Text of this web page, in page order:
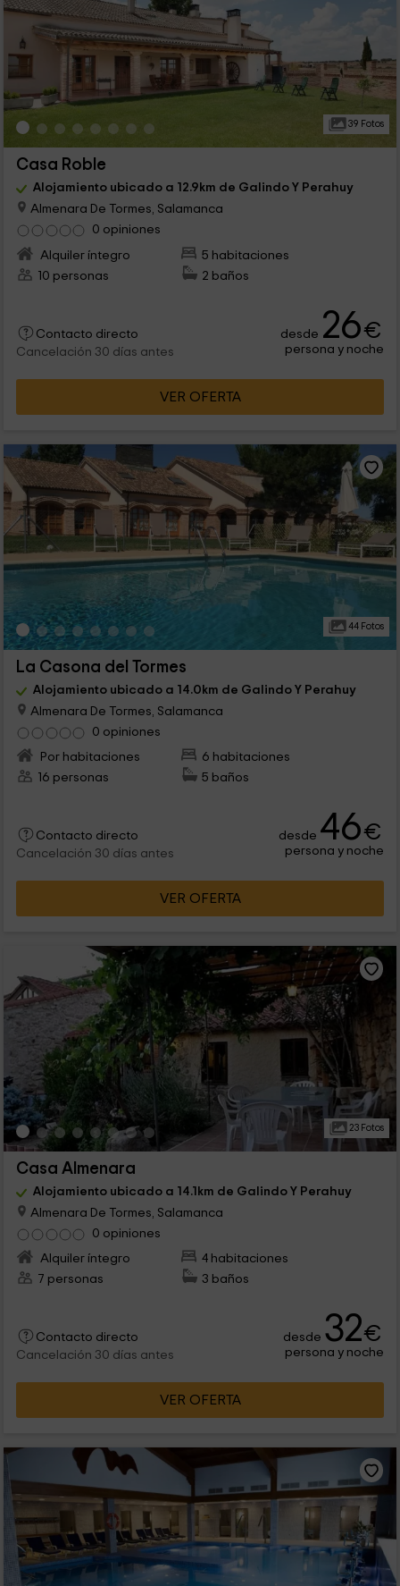
39 Fotos
Casa Roble
Alojamiento ubicado a 12.9km de Galindo Y Perahuy
Almenara De Tormes, Salamanca
0 opiniones
Alquiler íntegro
5 habitaciones
10 personas
2 baños
Contacto directo
Cancelación 30 días antes
desde 26€
persona y noche
VER OFERTA
44 Fotos
La Casona del Tormes
Alojamiento ubicado a 14.0km de Galindo Y Perahuy
Almenara De Tormes, Salamanca
0 opiniones
Por habitaciones
6 habitaciones
16 personas
5 baños
Contacto directo
Cancelación 30 días antes
desde 46€
persona y noche
VER OFERTA
23 Fotos
Casa Almenara
Alojamiento ubicado a 14.1km de Galindo Y Perahuy
Almenara De Tormes, Salamanca
0 opiniones
Alquiler íntegro
4 habitaciones
7 personas
3 baños
Contacto directo
Cancelación 30 días antes
desde 32€
persona y noche
VER OFERTA